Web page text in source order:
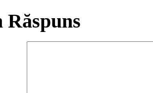
Răspuns